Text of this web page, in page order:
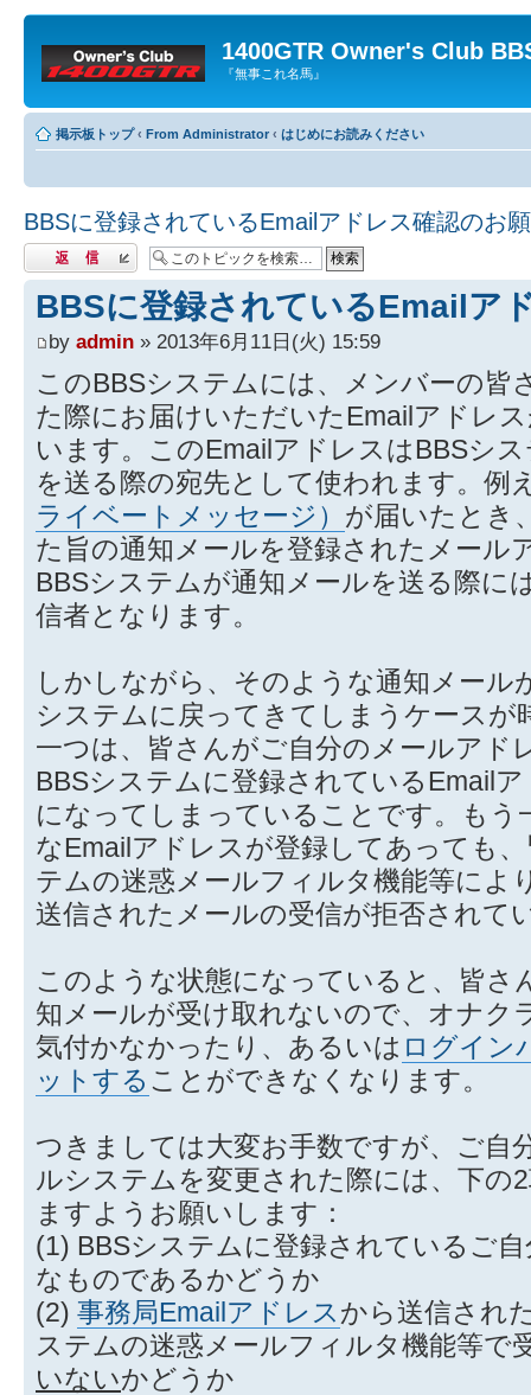
1400GTR Owner's Club
『無事これ名馬』
掲示板トップ ‹ From Administrator ‹ はじめにお読みください
BBSに登録されているEmailアドレス確認のお
返信する
BBSに登録されているEmailア
by admin » 2013年6月11日(火) 15:59
このBBSシステムには、メンバーの皆
た際にお届けいただいたEmailアドレ
います。このEmailアドレスはBBSシ
を送る際の宛先として使われます。例
ライベートメッセージ） が届いたとき
た旨の通知メールを登録されたメール
BBSシステムが通知メールを送る際に
信者となります。
しかしながら、そのような通知メール
システムに戻ってきてしまうケースが
一つは、皆さんがご自分のメールアド
BBSシステムに登録されているEmail
になってしまっていることです。もう
なEmailアドレスが登録してあっても
テムの迷惑メールフィルタ機能等によ
送信されたメールの受信が拒否されて
このような状態になっていると、皆さ
知メールが受け取れないので、オナク
気付かなかったり、あるいは ログイン
ットする ことができなくなります。
つきましては大変お手数ですが、ご自
ルシステムを変更された際には、下の
ますようお願いします：
(1) BBSシステムに登録されているご
なものであるかどうか
(2) 事務局Emailアドレスから送信され
ステムの迷惑メールフィルタ機能等で
いないかどうか